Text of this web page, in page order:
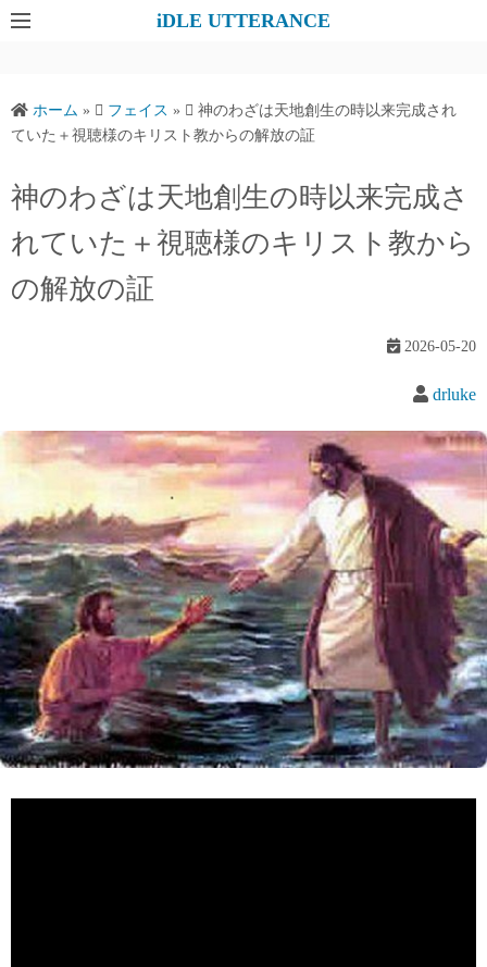
コ
ス
ッ
iDLE UTTERANCE
ホーム » フェイス »
神のわざは天地創生の時以来完成され
ていた＋視聴様のキリスト教からの解放の証
神のわざは天地創生の時以来完成さ
れていた＋視聴様のキリスト教から
の解放の証
2026-05-20
drluke